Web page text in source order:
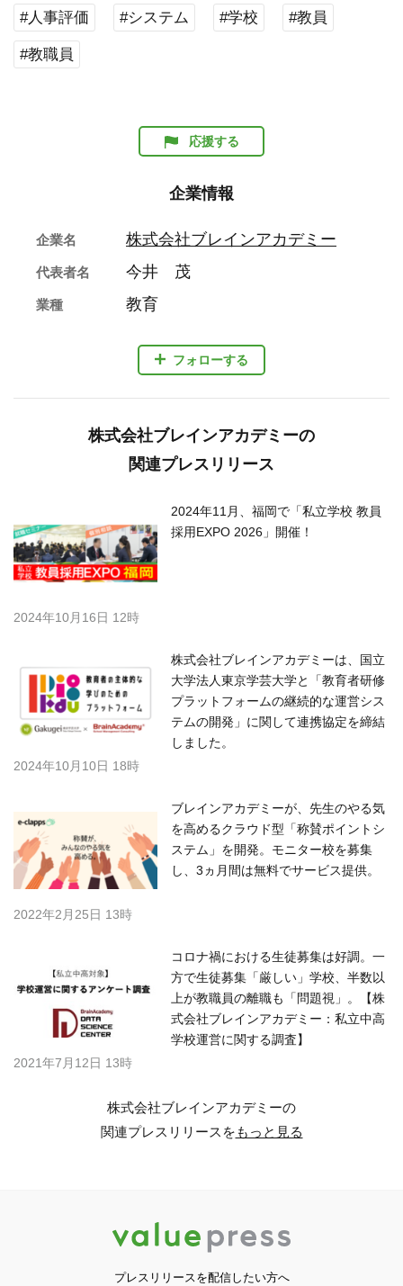
#人事評価 #システム #学校 #教員
#教職員
応援する
企業情報
フォローする
企業名 株式会社ブレインアカデミー
代表者名 今井 茂
業種 教育
株式会社ブレインアカデミーの
関連プレスリリース
2024年11月、福岡で「私立学校 教員
採用EXPO 2026」開催！
2024年10月16日 12時
株式会社ブレインアカデミーは、国立
大学法人東京学芸大学と「教育者研修
プラットフォームの継続的な運営シス
テムの開発」に関して連携協定を締結
しました。
2024年10月10日 18時
ブレインアカデミーが、先生のやる気
を高めるクラウド型「称賛ポイントシ
ステム」を開発。モニター校を募集
し、3ヵ月間は無料でサービス提供。
2022年2月25日 13時
コロナ禍における生徒募集は好調。一
方で生徒募集「厳しい」学校、半数以
上が教職員の離職も「問題視」。【株
式会社ブレインアカデミー：私立中高
学校運営に関する調査】
2021年7月12日 13時
株式会社ブレインアカデミーの
関連プレスリリースをもっと見る
プレスリリースを配信したい方へ